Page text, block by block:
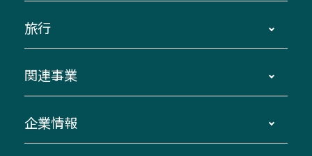
三重交通接近情報バスロケーションシステム
迂回・休止について
臨時バスについて
伊勢二見鳥羽周遊バスCANばす
「みえブルーライン」（三重大学病院直通バ
伊賀～名古屋
南紀～VISON～名古屋
湯の山温泉～名古屋
桑名・長島温泉・金城ふ頭駅～中部国際空港
（休止中）
貸切バスのご利用について
お問い合わせ
旅行
貸切バス団体旅行
美し国周遊ばす
関連事業
自家用自動車車両運行管理
企業情報